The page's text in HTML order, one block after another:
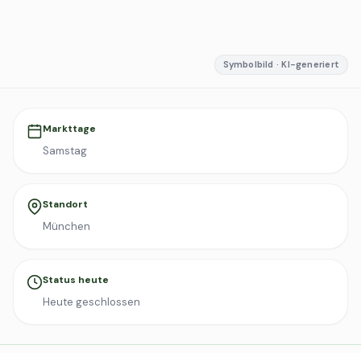
Symbolbild · KI-generiert
Markttage
Samstag
Standort
München
Status heute
Heute geschlossen